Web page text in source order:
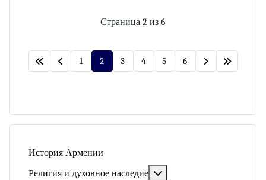
История Армении
Религия и духовное наследие
Страница 2 из 6
1 2 3 4 5 6